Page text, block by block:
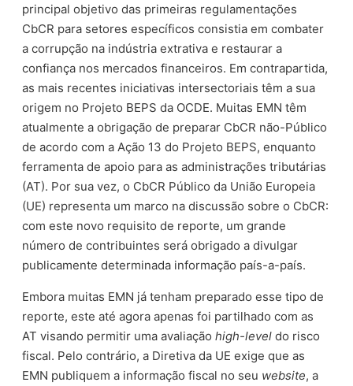
principal objetivo das primeiras regulamentações
CbCR para setores específicos consistia em combater
a corrupção na indústria extrativa e restaurar a
confiança nos mercados financeiros. Em contrapartida,
as mais recentes iniciativas intersectoriais têm a sua
origem no Projeto BEPS da OCDE. Muitas EMN têm
atualmente a obrigação de preparar CbCR não-Público
de acordo com a Ação 13 do Projeto BEPS, enquanto
ferramenta de apoio para as administrações tributárias
(AT). Por sua vez, o CbCR Público da União Europeia
(UE) representa um marco na discussão sobre o CbCR:
com este novo requisito de reporte, um grande
número de contribuintes será obrigado a divulgar
publicamente determinada informação país-a-país.
Embora muitas EMN já tenham preparado esse tipo de
reporte, este até agora apenas foi partilhado com as
AT visando permitir uma avaliaçãohigh-level do risco
fiscal. Pelo contrário, a Diretiva da UE exige que as
EMN publiquem a informação fiscal no seu website, a